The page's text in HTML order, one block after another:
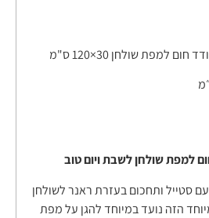
למפת שולחן 30×120 ס"מ
למפת שולחן לשבת ויום טוב
סטייל ותחכום בעזרת ראנר לשולחן
הזה נועד במיוחד להגן על מפת